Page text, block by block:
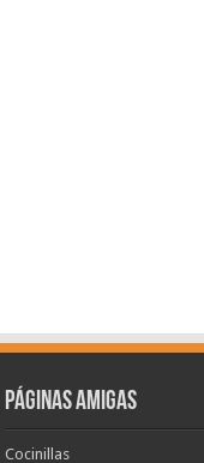
Páginas amigas
Cocinillas